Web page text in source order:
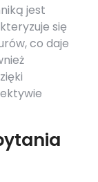
jest
się
co daje